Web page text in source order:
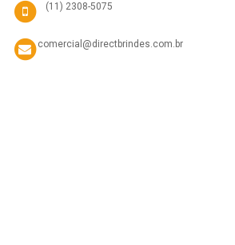
(11) 2308-5075
comercial@directbrindes.com.br